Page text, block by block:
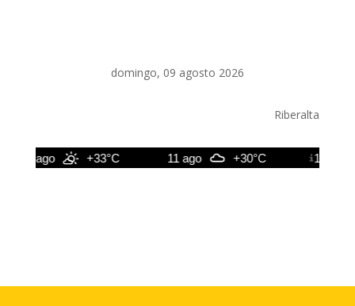
domingo, 09 agosto 2026
Riberalta
10 ago +33°C 11 ago +30°C 12 ago